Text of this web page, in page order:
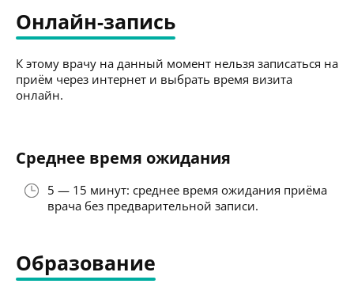
Онлайн-запись
К этому врачу на данный момент нельзя записаться на
приём через интернет и выбрать время визита
онлайн.
Среднее время ожидания
5 — 15 минут: среднее время ожидания приёма
врача без предварительной записи.
Образование